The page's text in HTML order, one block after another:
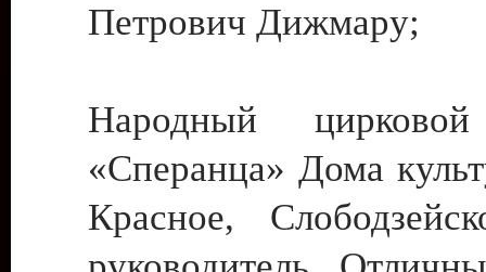
Петрович Дижмару;
Народный цирковой
«Сперанца» Дома
Красное,